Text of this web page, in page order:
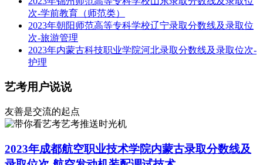
次-学前教育（师范类）
2023年朝阳师范高等专科学校辽宁录取分数线及录取位
次-旅游管理
2023年内蒙古科技职业学院河北录取分数线及录取位次-
护理
艺考用户说说
友善是交流的起点
艺考推送时光机
2023年成都航空职业技术学院内蒙古录取分数线及